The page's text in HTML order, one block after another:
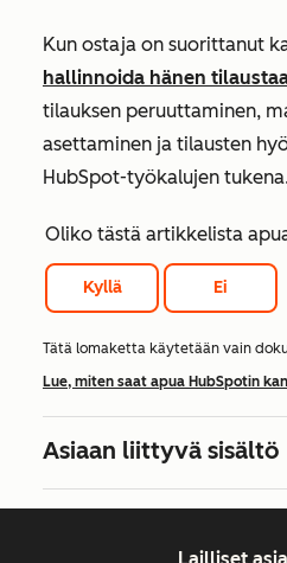
Kun ostaja on suorittanut
hallinnoida hänen
tilauksen peruuttaminen,
asettaminen ja tilausten
HubSpot-työkalujen
Oliko tästä artikkelista
Kyllä Ei
Tätä lomaketta käytetään vain
Lue, miten saat apua HubSpotin
Asiaan liittyvä sisältö